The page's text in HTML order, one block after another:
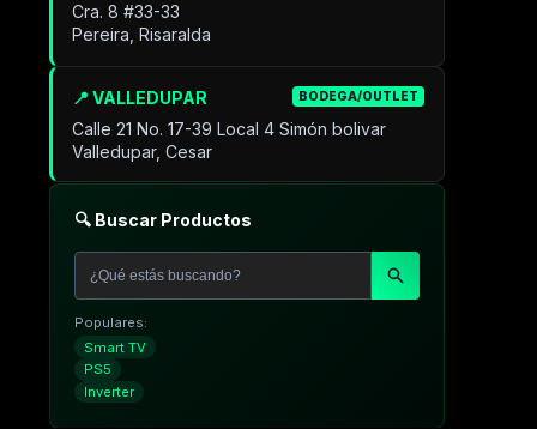
📍 VALLEDUPAR BODEGA/OUTLET
Calle 21 No. 17-39 Local 4 Simón bolivar
Valledupar, Cesar
Cra. 8 #33-33
Pereira, Risaralda
🔍 Buscar Productos
Populares:
Smart TV
PS5
Inverter